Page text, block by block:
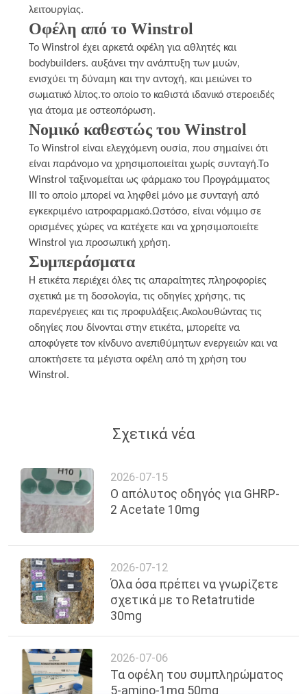
λειτουργίας.
Οφέλη από το Winstrol
Το Winstrol έχει αρκετά οφέλη για αθλητές και
bodybuilders. αυξάνει την ανάπτυξη των μυών,
ενισχύει τη δύναμη και την αντοχή, και μειώνει το
σωματικό λίπος.το οποίο το καθιστά ιδανικό στεροειδές
για άτομα με οστεοπόρωση.
Νομικό καθεστώς του Winstrol
Το Winstrol είναι ελεγχόμενη ουσία, που σημαίνει ότι
είναι παράνομο να χρησιμοποιείται χωρίς συνταγή.Το
Winstrol ταξινομείται ως φάρμακο του Προγράμματος
ΙΙΙ το οποίο μπορεί να ληφθεί μόνο με συνταγή από
εγκεκριμένο ιατροφαρμακό.Ωστόσο, είναι νόμιμο σε
ορισμένες χώρες να κατέχετε και να χρησιμοποιείτε
Winstrol για προσωπική χρήση.
Συμπεράσματα
Η ετικέτα περιέχει όλες τις απαραίτητες πληροφορίες
σχετικά με τη δοσολογία, τις οδηγίες χρήσης, τις
παρενέργειες και τις προφυλάξεις.Ακολουθώντας τις
οδηγίες που δίνονται στην ετικέτα, μπορείτε να
αποφύγετε τον κίνδυνο ανεπιθύμητων ενεργειών και να
αποκτήσετε τα μέγιστα οφέλη από τη χρήση του
Winstrol.
Σχετικά νέα
2026-07-15
Ο απόλυτος οδηγός για GHRP-
2 Acetate 10mg
2026-07-12
Όλα όσα πρέπει να γνωρίζετε
σχετικά με το Retatrutide
30mg
2026-07-06
Τα οφέλη του συμπληρώματος
5-amino-1mq 50mg